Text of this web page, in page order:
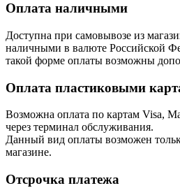
Оплата наличными
Доступна при самовывозе из
наличными в валюте Российской
такой форме оплаты возможны
Оплата пластиковыми
Возможна оплата по картам Visa,
через терминал обслуживания.
Данный вид оплаты возможен
магазине.
Отсрочка платежа